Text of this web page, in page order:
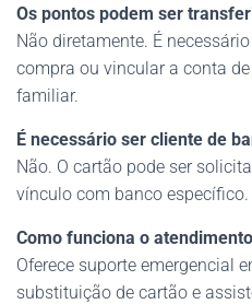
Os pontos podem ser
Não diretamente. É
compra ou vincular a conta
familiar.
É necessário ser cliente de
Não. O cartão pode ser
vínculo com banco específico.
Como funciona o
Oferece suporte emergencial
substituição de cartão e